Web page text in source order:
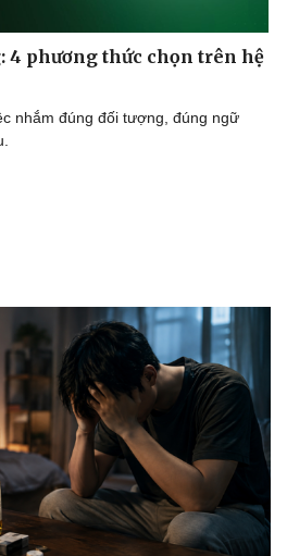
Công nghệ
Sành điệu
Tin Công nghệ
Trải nghiệm
4 phương thức chọn trên hệ
nhắm đúng đối tượng, đúng ngữ